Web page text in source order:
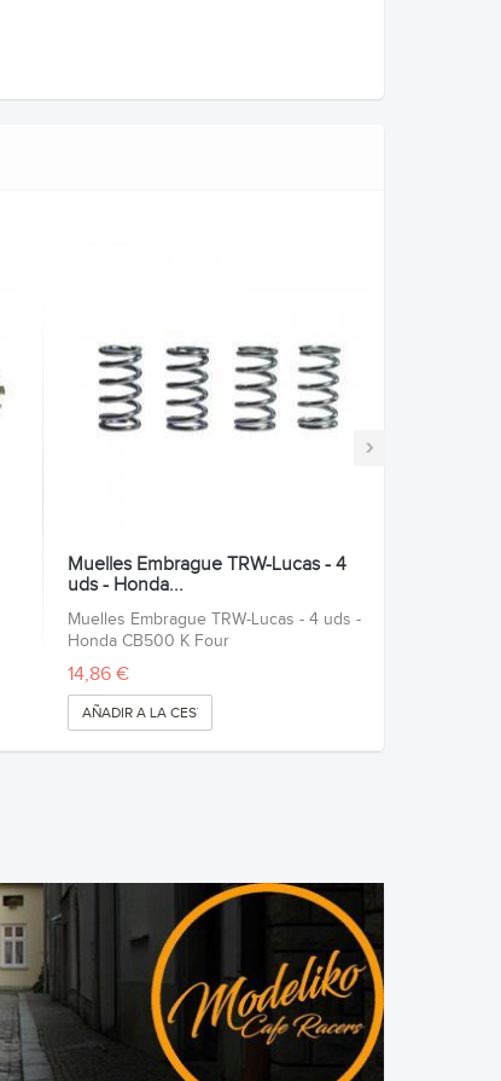
›
Muelles Embrague TRW-Lucas - 4
uds - Honda...
Muelles Embrague TRW-Lucas - 4 uds -
Honda CB500 K Four
14,86 €
AÑADIR A LA CESTA